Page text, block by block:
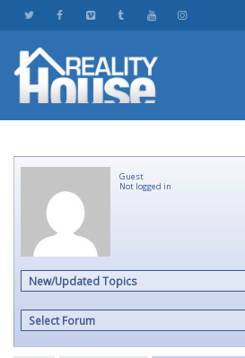
Guest
Not logged in
New/Updated Topics
Select Forum